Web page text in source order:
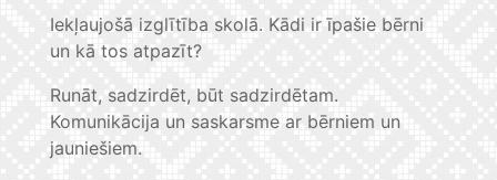
Iekļaujošā izglītība skolā. Kādi ir īpašie bērni
un kā tos atpazīt?
Runāt, sadzirdēt, būt sadzirdētam.
Komunikācija un saskarsme ar bērniem un
jauniešiem.